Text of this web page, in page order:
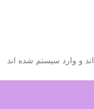
و وارد سیستم شده اند